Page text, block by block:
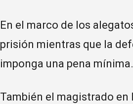
En el marco de los
prisión mientras que la
imponga una pena mínima.
También el magistrado